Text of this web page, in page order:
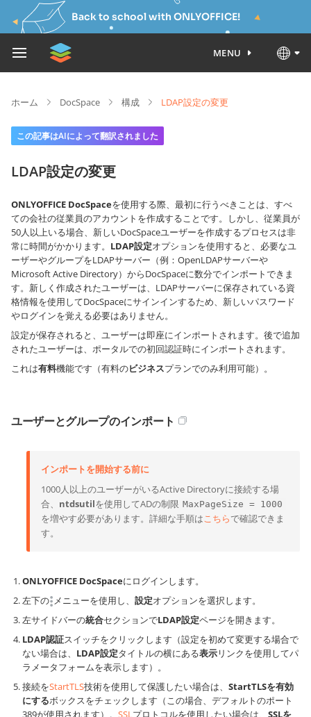
Back to school with ONLYOFFICE!
MENU
ホーム DocSpace 構成 LDAP設定の変更
この記事はAIによって翻訳されました
LDAP設定の変更
ONLYOFFICE DocSpaceを使用する際、最初に行うべきことは、すべ
ての会社の従業員のアカウントを作成することです。しかし、従業員が
50人以上いる場合、新しいDocSpaceユーザーを作成するプロセスは非
常に時間がかかります。 LDAP設定オプションを使用すると、必要なユ
ーザーやグループをLDAPサーバー（例：OpenLDAPサーバーや
Microsoft Active Directory）からDocSpaceに数分でインポートできま
す。新しく作成されたユーザーは、LDAPサーバーに保存されている資
格情報を使用してDocSpaceにサインインするため、新しいパスワード
やログインを覚える必要はありません。
設定が保存されると、ユーザーは即座にインポートされます。後で追加
されたユーザーは、ポータルでの初回認証時にインポートされます。
これは有料機能です（有料のビジネスプランでのみ利用可能）。
ユーザーとグループのインポート
インポートを開始する前に
1000人以上のユーザーがいるActive Directoryに接続する場
合、 ntdsutilを使用してADの制限 MaxPageSize = 1000
を増やす必要があります。詳細な手順はこちらで確認できま
す。
ONLYOFFICE DocSpaceにログインします。
左下の メニューを使用し、 設定オプションを選択します。
左サイドバーの統合セクションでLDAP設定ページを開きます。
LDAP認証スイッチをクリックします（設定を初めて変更する場合で
ない場合は、 LDAP設定タイトルの横にある表示リンクを使用してパ
ラメータフォームを表示します）。
接続をStartTLS技術を使用して保護したい場合は、 StartTLSを有効
にするボックスをチェックします（この場合、デフォルトのポート
389が使用されます）。 SSLプロトコルを使用したい場合は、 SSLを